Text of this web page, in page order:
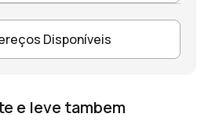
Disponíveis
e leve tambem